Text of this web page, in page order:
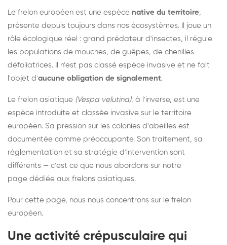
Le frelon européen est une espèce native du territoire,
présente depuis toujours dans nos écosystèmes. Il joue un
rôle écologique réel : grand prédateur d'insectes, il régule
les populations de mouches, de guêpes, de chenilles
défoliatrices. Il n'est pas classé espèce invasive et ne fait
l'objet d'aucune obligation de signalement.
Le frelon asiatique (Vespa velutina), à l'inverse, est une
espèce introduite et classée invasive sur le territoire
européen. Sa pression sur les colonies d'abeilles est
documentée comme préoccupante. Son traitement, sa
réglementation et sa stratégie d'intervention sont
différents — c'est ce que nous abordons sur notre
page dédiée aux frelons asiatiques.
Pour cette page, nous nous concentrons sur le frelon
européen.
Une activité crépusculaire qui